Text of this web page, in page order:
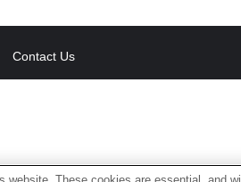
Contact Us